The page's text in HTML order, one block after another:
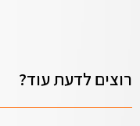
רוצים לדעת עוד?